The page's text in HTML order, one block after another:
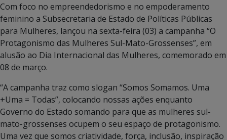
Com foco no empreendedorismo e no empoderamento
feminino a Subsecretaria de Estado de Políticas Públicas
para Mulheres, lançou na sexta-feira (03) a campanha “O
Protagonismo das Mulheres Sul-Mato-Grossenses”, em
alusão ao Dia Internacional das Mulheres, comemorado em
08 de março.
“A campanha traz como slogan “Somos Somamos. Uma
+Uma = Todas”, colocando nossas ações enquanto
Governo do Estado somando para que as mulheres sul-
mato-grossenses ocupem o seu espaço de protagonismo.
Uma vez que somos criatividade, força, inclusão, inspiração